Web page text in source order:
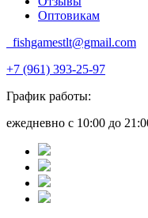
Оптовикам
fishgamestlt@gmail.com
+7 (961) 393-25-97
График работы:
ежедневно с 10:00 до